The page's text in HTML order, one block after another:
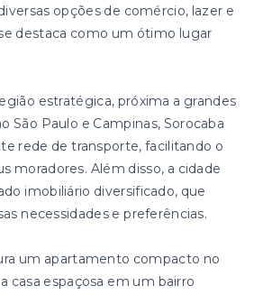
opções de comércio, lazer e
destaca como um ótimo lugar
estratégica, próxima a grandes
São Paulo e Campinas, Sorocaba
rede de transporte, facilitando o
moradores. Além disso, a cidade
imobiliário diversificado, que
necessidades e preferências.
um apartamento compacto no
casa espaçosa em um bairro